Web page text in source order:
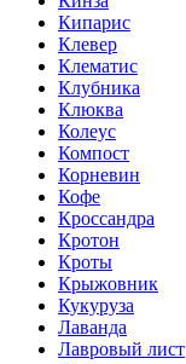
Кипарис
Клевер
Клематис
Клубника
Клюква
Колеус
Компост
Корневин
Кофе
Кроссандра
Кротон
Кроты
Крыжовник
Кукуруза
Лаванда
Лавровый лист